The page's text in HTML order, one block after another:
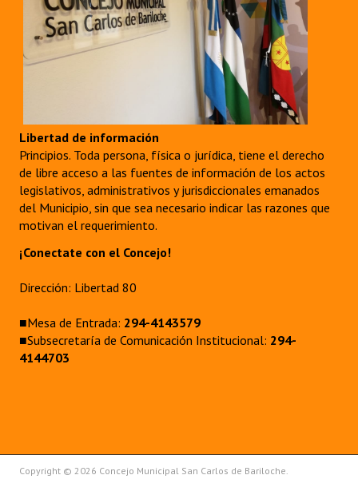
Libertad de información
Principios. Toda persona, física o jurídica, tiene el derecho
de libre acceso a las fuentes de información de los actos
legislativos, administrativos y jurisdiccionales emanados
del Municipio, sin que sea necesario indicar las razones que
motivan el requerimiento.
¡Conectate con el Concejo!
Dirección: Libertad 80
■Mesa de Entrada: 294-4143579
■Subsecretaría de Comunicación Institucional: 294-
4144703
Copyright © 2026 Concejo Municipal San Carlos de Bariloche.